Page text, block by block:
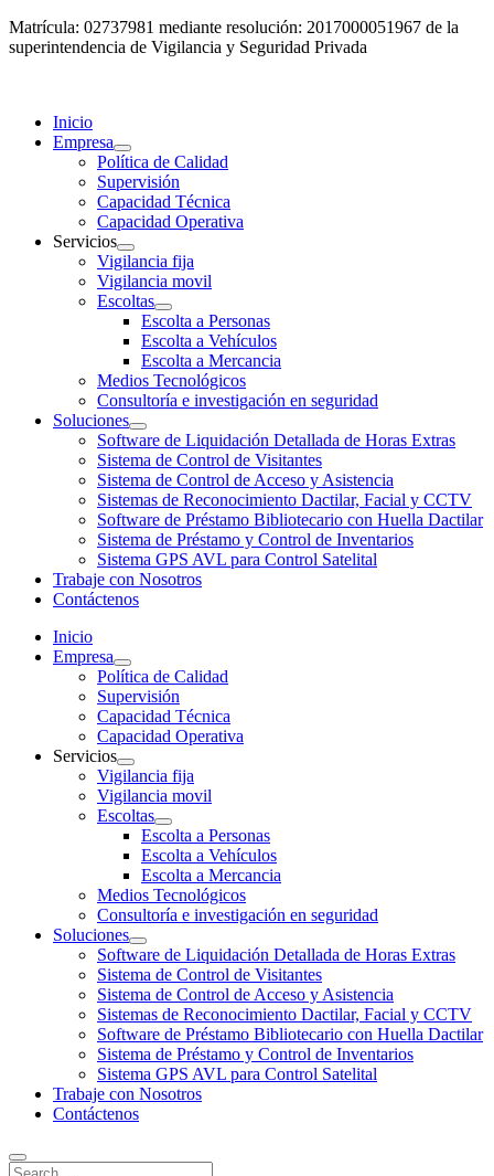
Matrícula: 02737981 mediante resolución: 2017000051967 de la
superintendencia de Vigilancia y Seguridad Privada
Inicio
Empresa
Política de Calidad
Supervisión
Capacidad Técnica
Capacidad Operativa
Servicios
Vigilancia fija
Vigilancia movil
Escoltas
Escolta a Personas
Escolta a Vehículos
Escolta a Mercancia
Medios Tecnológicos
Consultoría e investigación en seguridad
Soluciones
Software de Liquidación Detallada de Horas Extras
Sistema de Control de Visitantes
Sistema de Control de Acceso y Asistencia
Sistemas de Reconocimiento Dactilar, Facial y CCTV
Software de Préstamo Bibliotecario con Huella Dactilar
Sistema de Préstamo y Control de Inventarios
Sistema GPS AVL para Control Satelital
Trabaje con Nosotros
Contáctenos
Inicio
Empresa
Política de Calidad
Supervisión
Capacidad Técnica
Capacidad Operativa
Servicios
Vigilancia fija
Vigilancia movil
Escoltas
Escolta a Personas
Escolta a Vehículos
Escolta a Mercancia
Medios Tecnológicos
Consultoría e investigación en seguridad
Soluciones
Software de Liquidación Detallada de Horas Extras
Sistema de Control de Visitantes
Sistema de Control de Acceso y Asistencia
Sistemas de Reconocimiento Dactilar, Facial y CCTV
Software de Préstamo Bibliotecario con Huella Dactilar
Sistema de Préstamo y Control de Inventarios
Sistema GPS AVL para Control Satelital
Trabaje con Nosotros
Contáctenos